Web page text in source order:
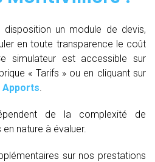
un module de devis,
en toute transparence le coût
simulateur est accessible sur
« Tarifs » ou en cliquant sur
Apports.
de la complexité de
nature à évaluer.
sur nos prestations